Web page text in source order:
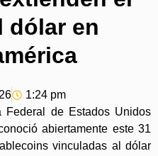
dólar en
1:24 pm
Federal de Estados Unidos
abiertamente este 31
vinculadas al dólar